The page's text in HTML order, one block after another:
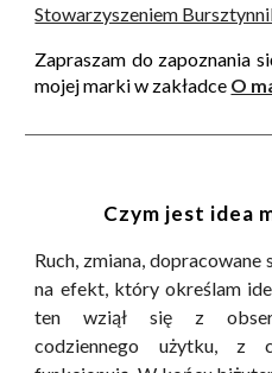
Stowarzyszeniem
Zapraszam do zapoznania
mojej marki w zakładce O
Czym jest idea
Ruch, zmiana, dopracowane
na efekt, który określam
ten wziął się z
codziennego użytku, z